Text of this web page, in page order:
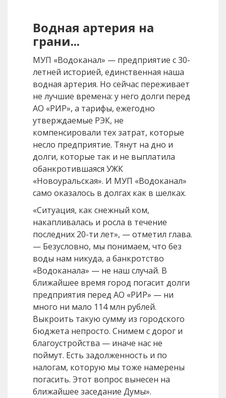
Водная артерия на
грани...
МУП «Водоканал» — предприятие с 30-
летней историей, единственная наша
водная артерия. Но сейчас переживает
не лучшие времена: у него долги перед
АО «РИР», а тарифы, ежегодно
утверждаемые РЭК, не
компенсировали тех затрат, которые
несло предприятие. Тянут на дно и
долги, которые так и не выплатила
обанкротившаяся УЖК
«Новоуральская». И МУП «Водоканал»
само оказалось в долгах как в шелках.
«Ситуация, как снежный ком,
накапливалась и росла в течение
последних 20-ти лет», — отметил глава.
— Безусловно, мы понимаем, что без
воды нам никуда, а банкротство
«Водоканала» — не наш случай. В
ближайшее время город погасит долги
предприятия перед АО «РИР» — ни
много ни мало 114 млн рублей.
Выкроить такую сумму из городского
бюджета непросто. Снимем с дорог и
благоустройства — иначе нас не
поймут. Есть задолженность и по
налогам, которую мы тоже намерены
погасить. Этот вопрос вынесен на
ближайшее заседание Думы».